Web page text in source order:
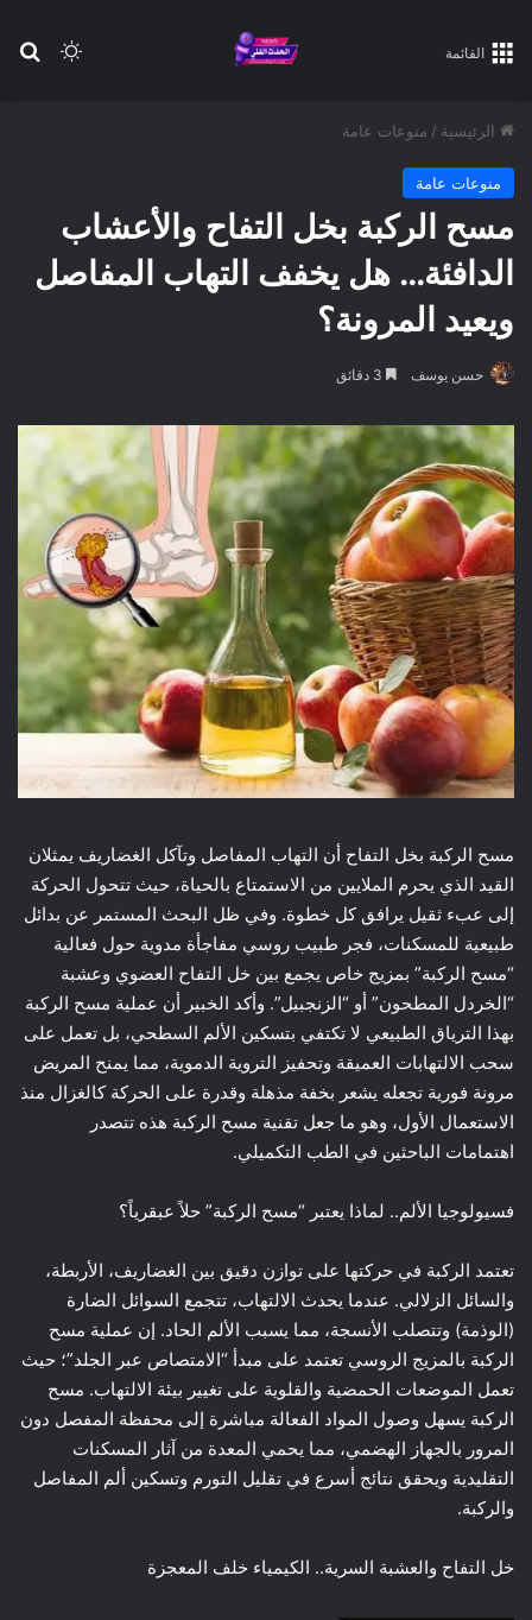
الوضع القائمة
الرئيسية / منوعات عامة
منوعات عامة
مسح الركبة بخل التفاح والأعشاب
الدافئة… هل يخفف التهاب المفاصل
ويعيد المرونة؟
حسن يوسف
مسح الركبة بخل التفاح أن التهاب المفاصل وتآكل الغضاريف يمثلان
القيد الذي يحرم الملايين من الاستمتاع بالحياة، حيث تتحول الحركة
إلى عبء ثقيل يرافق كل خطوة. وفي ظل البحث المستمر عن بدائل
طبيعية للمسكنات، فجر طبيب روسي مفاجأة مدوية حول فعالية
“مسح الركبة” بمزيج خاص يجمع بين خل التفاح العضوي وعشبة
“الخردل المطحون” أو “الزنجبيل”. وأكد الخبير أن عملية مسح الركبة
بهذا الترياق الطبيعي لا تكتفي بتسكين الألم السطحي، بل تعمل على
سحب الالتهابات العميقة وتحفيز التروية الدموية، مما يمنح المريض
مرونة فورية تجعله يشعر بخفة مذهلة وقدرة على الحركة كالغزال منذ
الاستعمال الأول، وهو ما جعل تقنية مسح الركبة هذه تتصدر
اهتمامات الباحثين في الطب التكميلي.
فسيولوجيا الألم.. لماذا يعتبر “مسح الركبة” حلاً عبقرياً؟
تعتمد الركبة في حركتها على توازن دقيق بين الغضاريف، الأربطة،
والسائل الزلالي. عندما يحدث الالتهاب، تتجمع السوائل الضارة
(الوذمة) وتتصلب الأنسجة، مما يسبب الألم الحاد. إن عملية مسح
الركبة بالمزيج الروسي تعتمد على مبدأ “الامتصاص عبر الجلد”؛ حيث
تعمل الموضعات الحمضية والقلوية على تغيير بيئة الالتهاب. مسح
الركبة يسهل وصول المواد الفعالة مباشرة إلى محفظة المفصل دون
المرور بالجهاز الهضمي، مما يحمي المعدة من آثار المسكنات
التقليدية ويحقق نتائج أسرع في تقليل التورم وتسكين ألم المفاصل
والركبة.
خل التفاح والعشبة السرية.. الكيمياء خلف المعجزة